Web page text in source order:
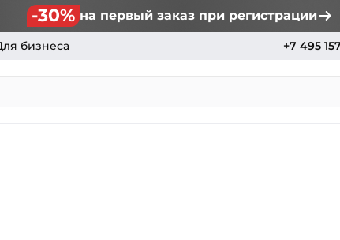
-30% на первый заказ при регистрации
бизнеса +7 495